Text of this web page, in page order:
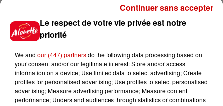
Gagnez vos places pour le
festival Marché Gourmand 2026
Le Duel - Gagnez vos entrées
pour l'un des zoos de nos
Le respect de votre vie privée est notre
priorité
We and our (447) partnersdo the following data processing based on
your consent and/or our legitimate interest: Store and/or access
information on a device; Use limited data to select advertising; Create
profiles for personalised advertising; Use profiles to select personalised
advertising; Measure advertising performance; Measure content
performance; Understand audiences through statistics or combinations
Continuer sans accepter